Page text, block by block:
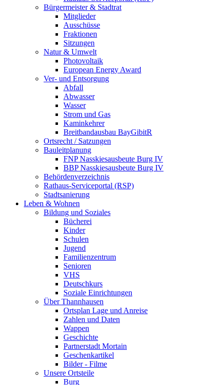
Bürgermeister & Stadtrat
Mitglieder
Ausschüsse
Fraktionen
Sitzungen
Natur & Umwelt
Photovoltaik
European Energy Award
Ver- und Entsorgung
Abfall
Abwasser
Wasser
Strom und Gas
Kaminkehrer
Breitbandausbau BayGibitR
Ortsrecht / Satzungen
Bauleitplanung
FNP Nasskiesausbeute Burg IV
BBP Nasskiesausbeute Burg IV
Behördenverzeichnis
Rathaus-Serviceportal (RSP)
Stadtsanierung
Leben & Wohnen
Bildung und Soziales
Bücherei
Kinder
Schulen
Jugend
Familienzentrum
Senioren
VHS
Deutschkurs
Soziale Einrichtungen
Über Thannhausen
Ortsplan Lage und Anreise
Zahlen und Daten
Wappen
Geschichte
Partnerstadt Mortain
Geschenkartikel
Bilder - Filme
Unsere Ortsteile
Burg